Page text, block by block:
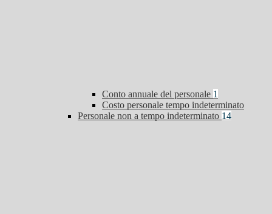
Conto annuale del personale 1
Costo personale tempo indeterminato
Personale non a tempo indeterminato 14